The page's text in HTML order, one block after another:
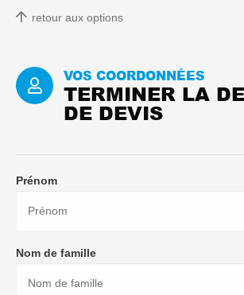
retour aux options
TERMINER LA
DE DEVIS
VOS COORDONNÉES
Prénom
Nom de famille